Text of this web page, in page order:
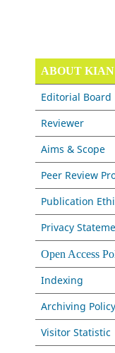
ABOUT
Editorial Board
Reviewer
Aims & Scope
Peer Review
Publication
Privacy
Open Access
Indexing
Archiving Policy
Visitor Statistic